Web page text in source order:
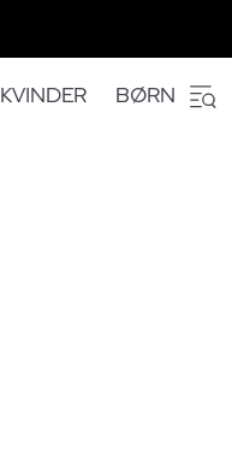
KVINDER BØRN